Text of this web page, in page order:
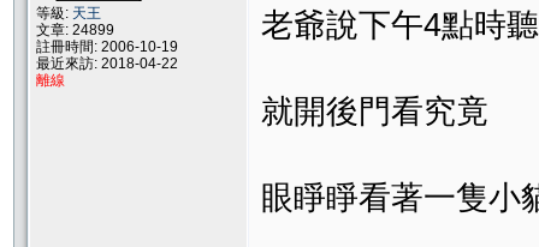
等級: 天王
文章: 24899
註冊時間: 2006-10-19
最近來訪: 2018-04-22
離線
老爺說下午4點時
就開後門看究竟
眼睜睜看著一隻小